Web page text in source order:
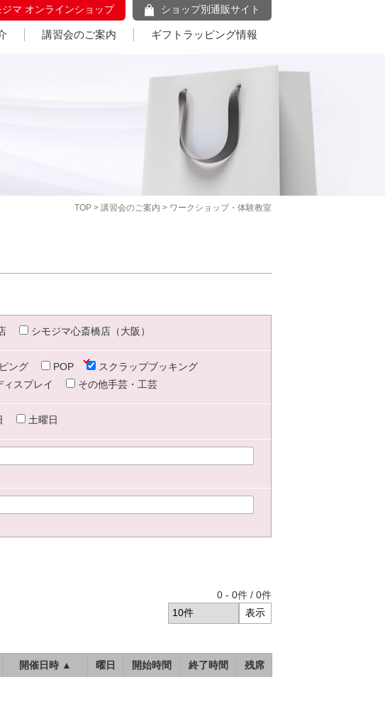
ジマ オンラインショップ ショップ別通販サイト
講習会のご案内 ギフトラッピング情報
TOP > 講習会のご案内 > ワークショップ・体験教室
シモジマ心斎橋店（大阪）
ング POP
スクラップブッキング
ィスプレイ その他手芸・工芸
土曜日
0 - 0件 / 0件
開催日時 ▲ 曜日 開始時間 終了時間 残席